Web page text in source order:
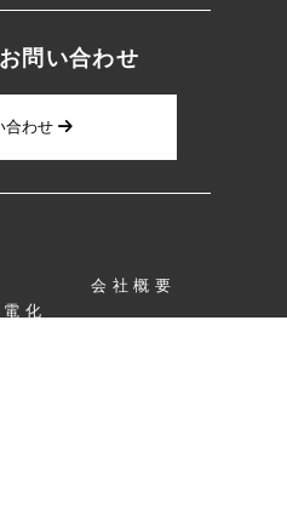
問い合わせ
合わせ
化
会社概要